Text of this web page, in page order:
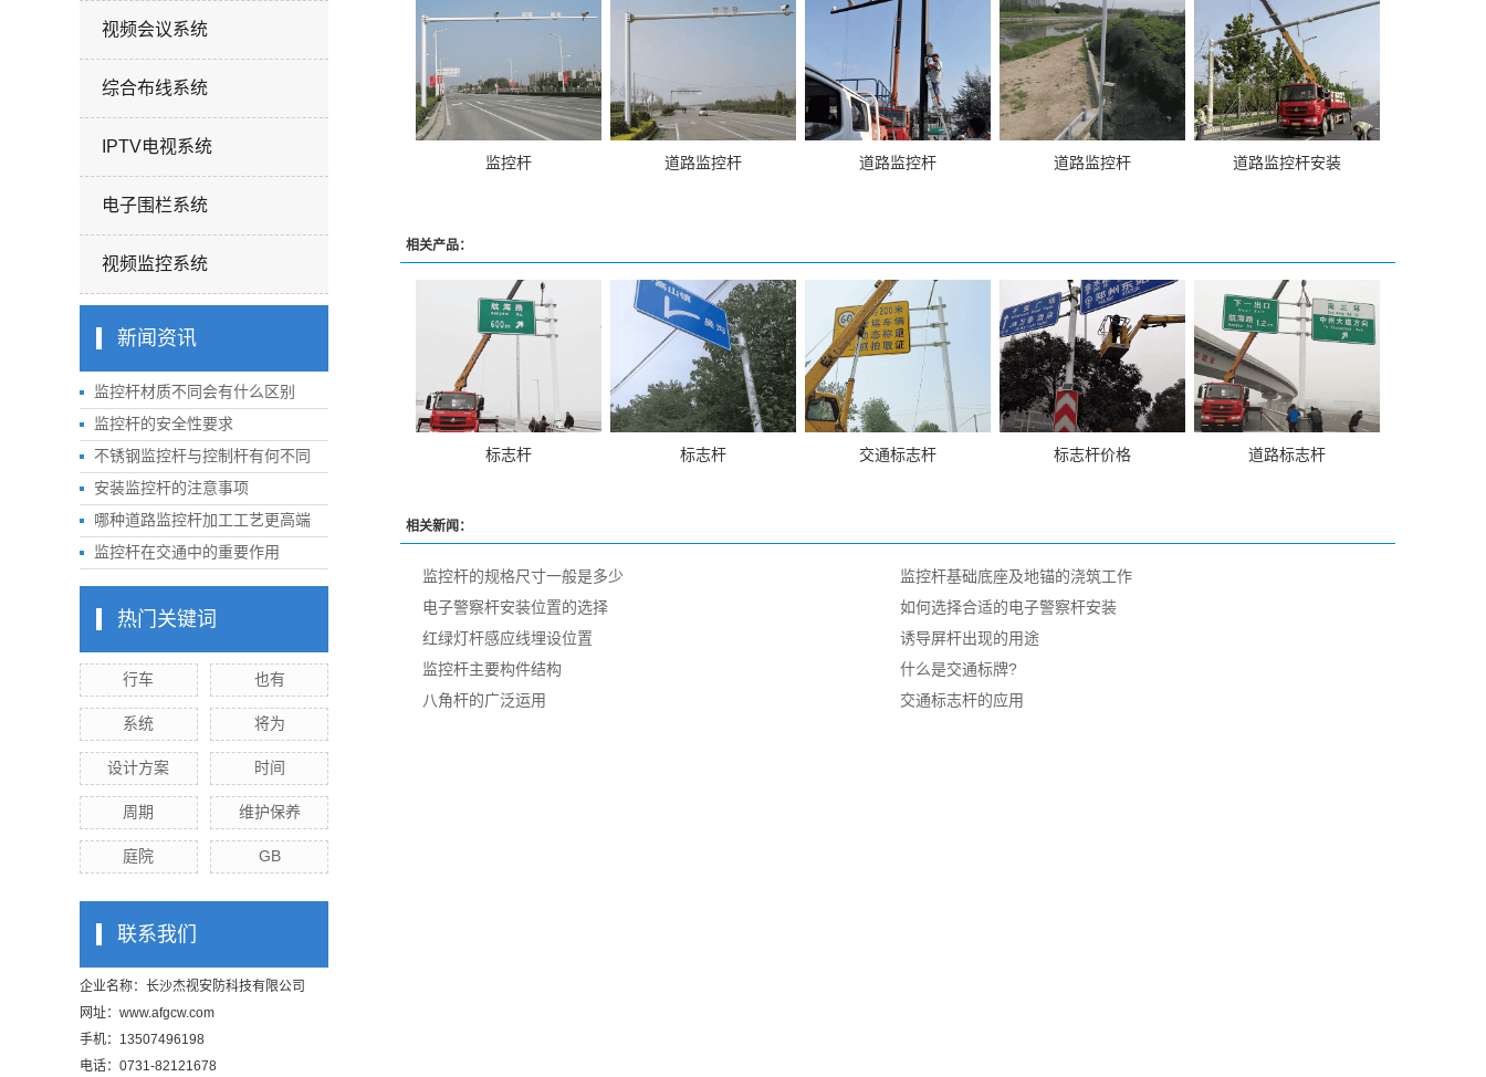
视频会议系统
综合布线系统
IPTV电视系统
电子围栏系统
视频监控系统
新闻资讯
监控杆材质不同会有什么区别
监控杆的安全性要求
不锈钢监控杆与控制杆有何不同
安装监控杆的注意事项
哪种道路监控杆加工工艺更高端
监控杆在交通中的重要作用
热门关键词
行车 也有
系统 将为
设计方案 时间
周期 维护保养
庭院 GB
联系我们
企业名称：长沙杰视安防科技有限公司
网址： www.afgcw.com
手机：13507496198
电话：0731-82121678
监控杆 道路监控杆 道路监控杆 道路监控杆 道路监控杆安装
相关产品：
标志杆 标志杆 交通标志杆 标志杆价格 道路标志杆
相关新闻：
监控杆的规格尺寸一般是多少
监控杆基础底座及地锚的浇筑工作
电子警察杆安装位置的选择
如何选择合适的电子警察杆安装
红绿灯杆感应线埋设位置
诱导屏杆出现的用途
监控杆主要构件结构
什么是交通标牌?
八角杆的广泛运用
交通标志杆的应用